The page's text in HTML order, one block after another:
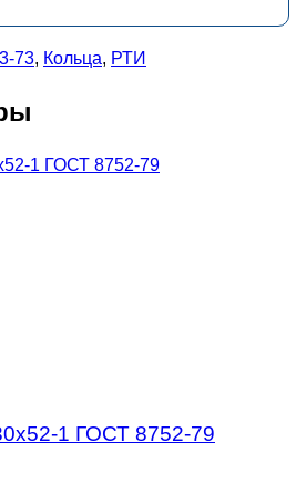
73, Кольца, РТИ
1 ГОСТ 8752-79